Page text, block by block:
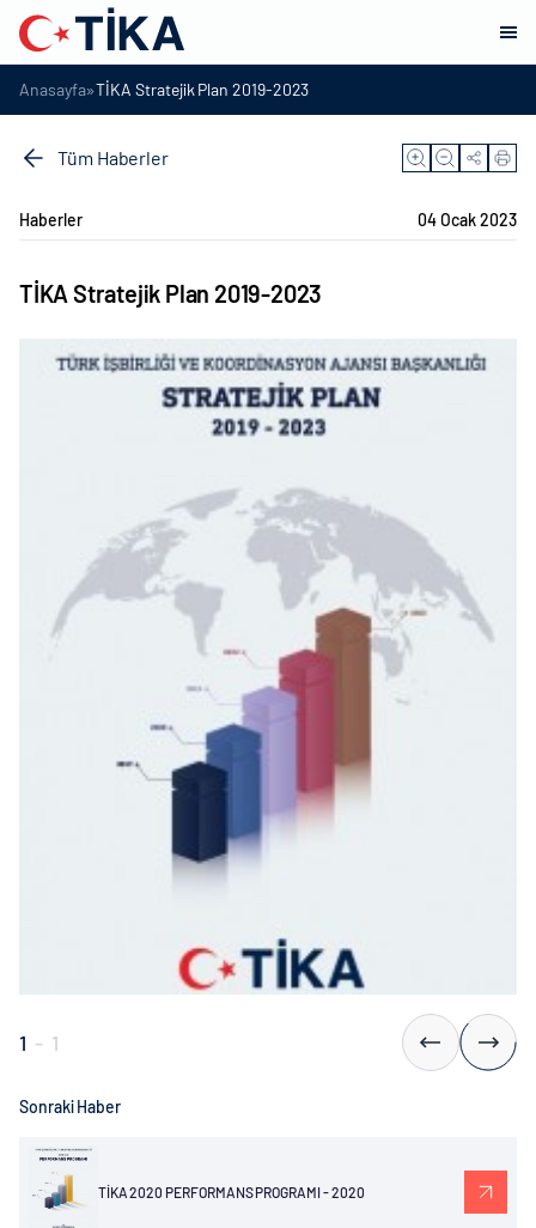
Anasayfa»TİKA Stratejik Plan 2019-2023
Tüm Haberler
Haberler 04 Ocak 2023
TİKA Stratejik Plan 2019-2023
1 - 1
Sonraki Haber
TİKA 2020 PERFORMANS PROGRAMI - 2020